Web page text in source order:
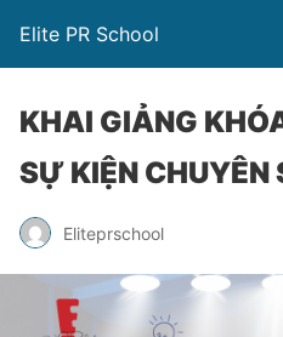
Elite PR School
KHAI GIẢNG
SỰ KIỆN CHUYÊN
Eliteprschool